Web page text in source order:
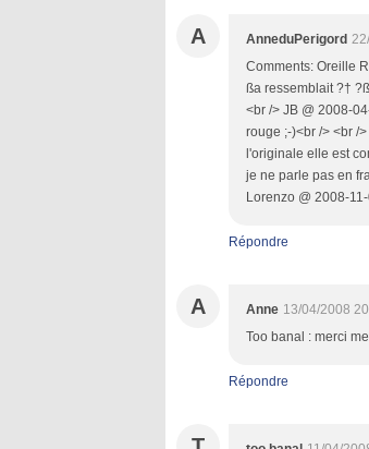
A AnneduPerigord
Comments: Oreille
ßa ressemblait ?†
<br /> JB @ 2008-
rouge ;-)<br /> <br /
l'originale elle est
je ne parle pas en
Lorenzo @ 2008-
Répondre
A Anne 13/04/2008
Too banal : merci
Répondre